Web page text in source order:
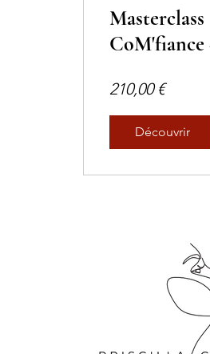
Masterclass
CoM'fiance
booster ton
entreprise
210,00 €
Découvrir